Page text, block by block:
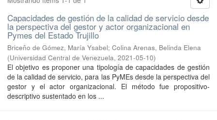
Capacidades de gestión de la calidad de servicio desde
la perspectiva del gestor y actor organizacional en
Pymes del Estado Trujillo
Briceño de Gómez, María Ysabel; Colina Arenas, Belinda Elena
(Universidad Central de Venezuela, 2021-05-10)
El objetivo es proponer una tipología de capacidades de gestión
de la calidad de servicio, para las PyMEs desde la perspectiva del
gestor y el actor organizacional. El método fue propositivo-
descriptivo sustentado en los ...